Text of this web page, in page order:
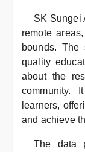
SK Sungei
remote
bounds. The
quality
about the
community.
learners,
and achieve
The data